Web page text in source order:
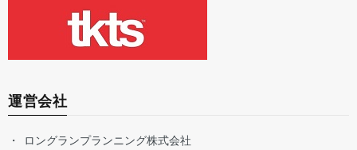
運営会社
ロングランプランニング株式会社